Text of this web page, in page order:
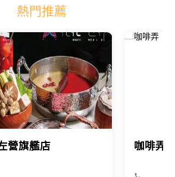
熱門推薦
營旗艦店 咖啡弄